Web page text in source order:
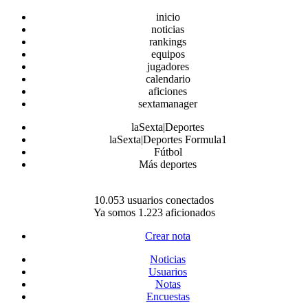
inicio
noticias
rankings
equipos
jugadores
calendario
aficiones
sextamanager
laSexta|Deportes
laSexta|Deportes Formula1
Fútbol
Más deportes
10.053 usuarios conectados
Ya somos 1.223 aficionados
Crear nota
Noticias
Usuarios
Notas
Encuestas